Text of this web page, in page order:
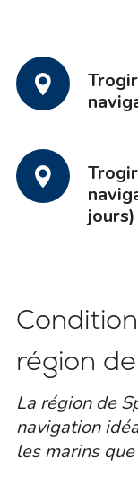
jours)
région
La région de
navigation
les marins